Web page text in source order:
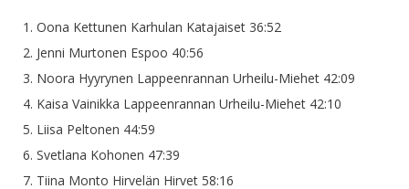
1. Oona Kettunen Karhulan Katajaiset 36:52
2. Jenni Murtonen Espoo 40:56
3. Noora Hyyrynen Lappeenrannan Urheilu-Miehet 42:09
4. Kaisa Vainikka Lappeenrannan Urheilu-Miehet 42:10
5. Liisa Peltonen 44:59
6. Svetlana Kohonen 47:39
7. Tiina Monto Hirvelän Hirvet 58:16